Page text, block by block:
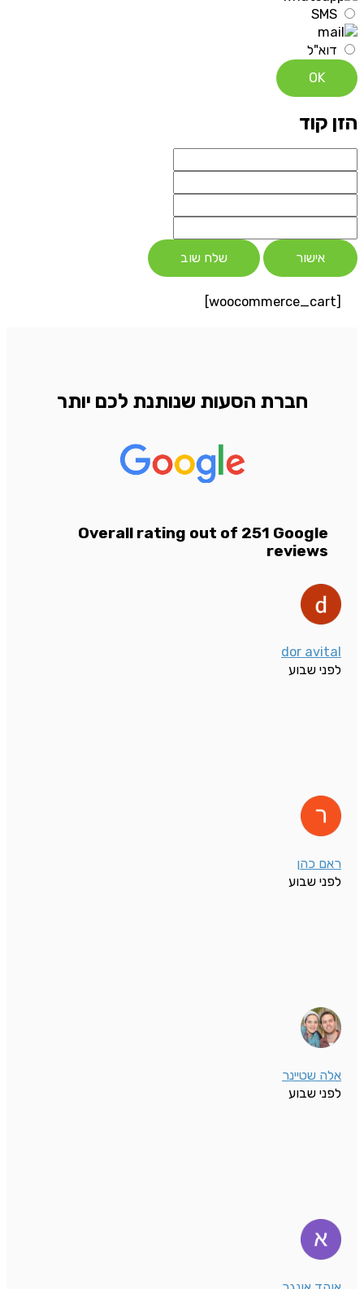
SMS
דוא"ל
OK
הזן קוד
אישור שלח שוב
[woocommerce_cart]
חברת הסעות שנותנת לכם יותר
Overall rating out of 251 Google
reviews
dor avital
לפני שבוע
ראם כהן
לפני שבוע
אלה שטיינר
לפני שבוע